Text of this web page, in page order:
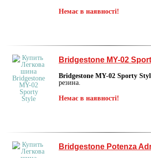
Немає в наявності!
Bridgestone MY-02
Bridgestone MY-02 Sporty
резина.
Немає в наявності!
Bridgestone Potenza